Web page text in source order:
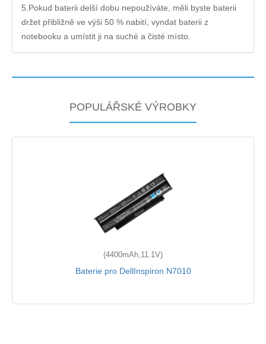
5.Pokud baterii delší dobu nepoužíváte, měli byste baterii
držet přibližně ve výši 50 % nabití, vyndat baterii z
notebooku a umístit ji na suché a čisté místo.
POPULÁŘSKÉ VÝROBKY
(4400mAh,11.1V)
Baterie pro DellInspiron N7010